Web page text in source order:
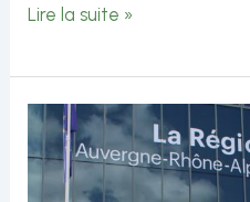
Commission
27
juin
Lire la suite »